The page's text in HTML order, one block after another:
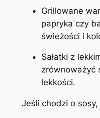
Grillowane
papryka czy
świeżości i
Sałatki z
zrównoważyć
lekkości.
Jeśli chodzi o